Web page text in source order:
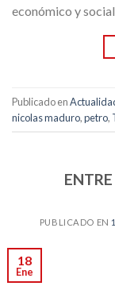
económico y
Publicado en
nicolas maduro,petro,
PUBLICADO EN
18
Ene